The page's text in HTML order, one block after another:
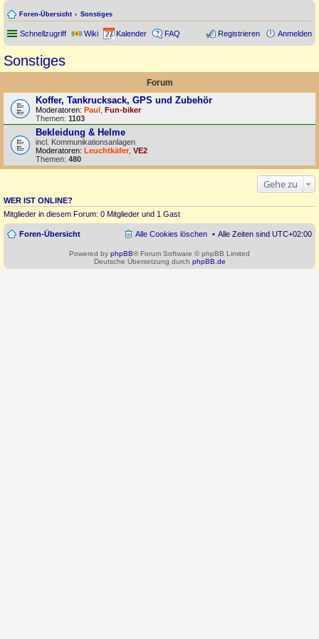
Foren-Übersicht Sonstiges
Schnellzugriff Wiki Kalender FAQ Anmelden
Registrieren
Sonstiges
Forum
Koffer, Tankrucksack, GPS und Zubehör
Moderatoren: Paul Fun-biker
Themen: 1103
Bekleidung & Helme
incl. Kommunikationsanlagen
Moderatoren: Leuchtkäfer VE2
Themen: 480
Gehe zu
WER IST ONLINE?
Mitglieder in diesem Forum: 0 Mitglieder und 1 Gast
Foren-Übersicht Alle Zeiten sind UTC+02:00
Alle Cookies löschen
Powered by phpBB® Forum Software © phpBB Limited
Deutsche Übersetzung durch phpBB.de